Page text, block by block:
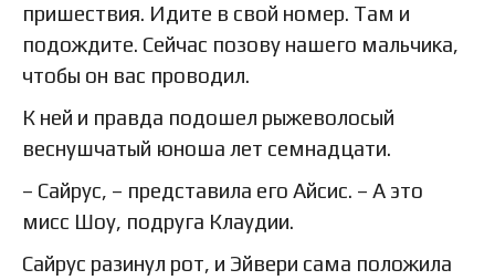
пришествия. Идите в свой номер. Там и
подождите. Сейчас позову нашего мальчика,
чтобы он вас проводил.
К ней и правда подошел рыжеволосый
веснушчатый юноша лет семнадцати.
– Сайрус, – представила его Айсис. – А это
мисс Шоу, подруга Клаудии.
Сайрус разинул рот, и Эйвери сама положила